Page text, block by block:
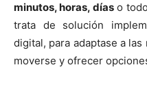
minutos, horas, díaso
trata de solución
digital, para adaptase a
moverse y ofrecer